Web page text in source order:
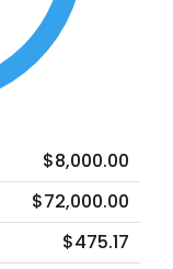
$8,000.00
$72,000.00
$475.17